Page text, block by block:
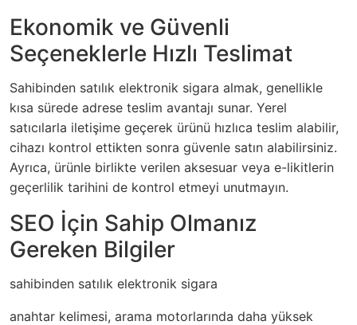
Ekonomik ve Güvenli
Seçeneklerle Hızlı Teslimat
Sahibinden satılık elektronik sigara almak, genellikle
kısa sürede adrese teslim avantajı sunar. Yerel
satıcılarla iletişime geçerek ürünü hızlıca teslim alabilir,
cihazı kontrol ettikten sonra güvenle satın alabilirsiniz.
Ayrıca, ürünle birlikte verilen aksesuar veya e-likitlerin
geçerlilik tarihini de kontrol etmeyi unutmayın.
SEO İçin Sahip Olmanız
Gereken Bilgiler
sahibinden satılık elektronik sigara
anahtar kelimesi, arama motorlarında daha yüksek